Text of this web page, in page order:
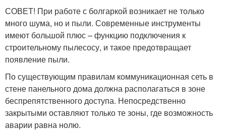
СОВЕТ! При работе с болгаркой возникает не только
много шума, но и пыли. Современные инструменты
имеют большой плюс – функцию подключения к
строительному пылесосу, и такое предотвращает
появление пыли.
По существующим правилам коммуникационная сеть в
стене панельного дома должна располагаться в зоне
беспрепятственного доступа. Непосредственно
закрытыми оставляют только те зоны, где возможность
аварии равна нолю.